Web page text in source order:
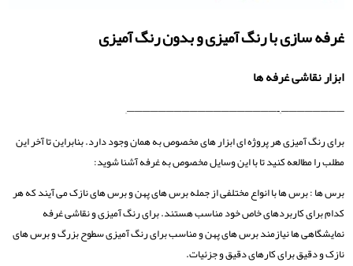
غرفه سازی با رنگ آمیزی و بدون رنگ آمیزی
ابزار نقاشی غرفه ها
————————–‐———————————————————–
برای رنگ آمیزی هر پروژه ای ابزار های مخصوص به همان وجود دارد. بنابراین تا آخر این
مطلب را مطالعه کنید تا با این وسایل مخصوص به غرفه آشنا شوید:
برس ‌ها : برس‌ ها با انواع مختلفی از جمله برس های پهن و برس‌ های نازک می ‌آیند که هر
کدام برای کاربردهای خاص خود مناسب هستند. برای رنگ آمیزی و نقاشی غرفه
نمایشگاهی ها نیازمند برس ‌های پهن و مناسب برای رنگ‌ آمیزی سطوح بزرگ و برس ‌های
نازک و دقیق برای کارهای دقیق و جزئیات.